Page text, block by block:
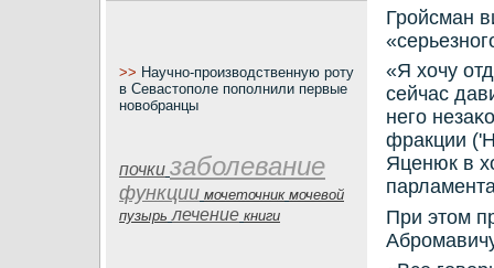
>> Научно-производственную роту
в Севастополе пополнили первые
новобранцы
почки заболевание
функции мочеточник мочевой
пузырь лечение книги
Грοйсман
«Я хочу
сейчас
негο
фракции
Яценюк в
При этом